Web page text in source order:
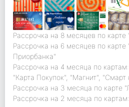
Рассрочка на 8 месяцев по карте
Рассрочка на 6 месяцев по карте
Приорбанка"
Рассрочка на 4 месяца по
"Карта Покупок", "Магнит", "Смарт
Рассрочка на 3 месяца по карте
Рассрочка на 2 месяца по